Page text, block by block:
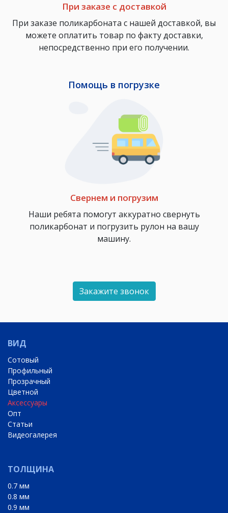
При заказе с доставкой
При заказе поликарбоната с нашей доставкой, вы
можете оплатить товар по факту доставки,
непосредственно при его получении.
Помощь в погрузке
Свернем и погрузим
Наши ребята помогут аккуратно свернуть
поликарбонат и погрузить рулон на вашу
машину.
Закажите звонок
ВИД
Сотовый
Профильный
Прозрачный
Цветной
Аксессуары
Опт
Статьи
Видеогалерея
ТОЛЩИНА
0.7 мм
0.8 мм
0.9 мм